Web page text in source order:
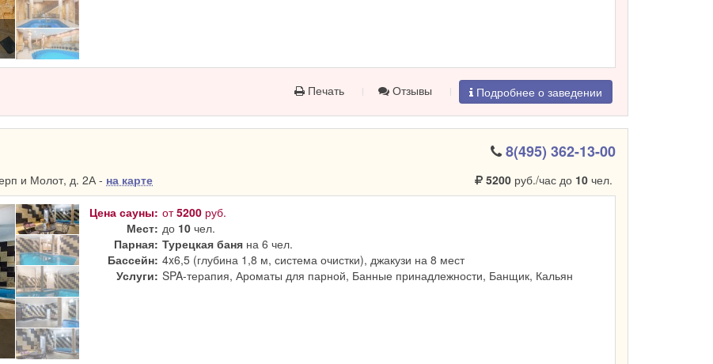
Печать Отзывы Подробнее о заведении
8(495) 362-13-00
и Молот, д. 2А - на карте 5200руб./час до 10чел.
Цена сауны: от5200 руб.
Мест: до 10 чел.
Парная: Турецкая баня на 6 чел.
Бассейн: 4x6,5 (глубина 1,8 м, система очистки), джакузи на 8 мест
Услуги: SPA-терапия, Ароматы для парной, Банные принадлежности, Банщик, Кальян